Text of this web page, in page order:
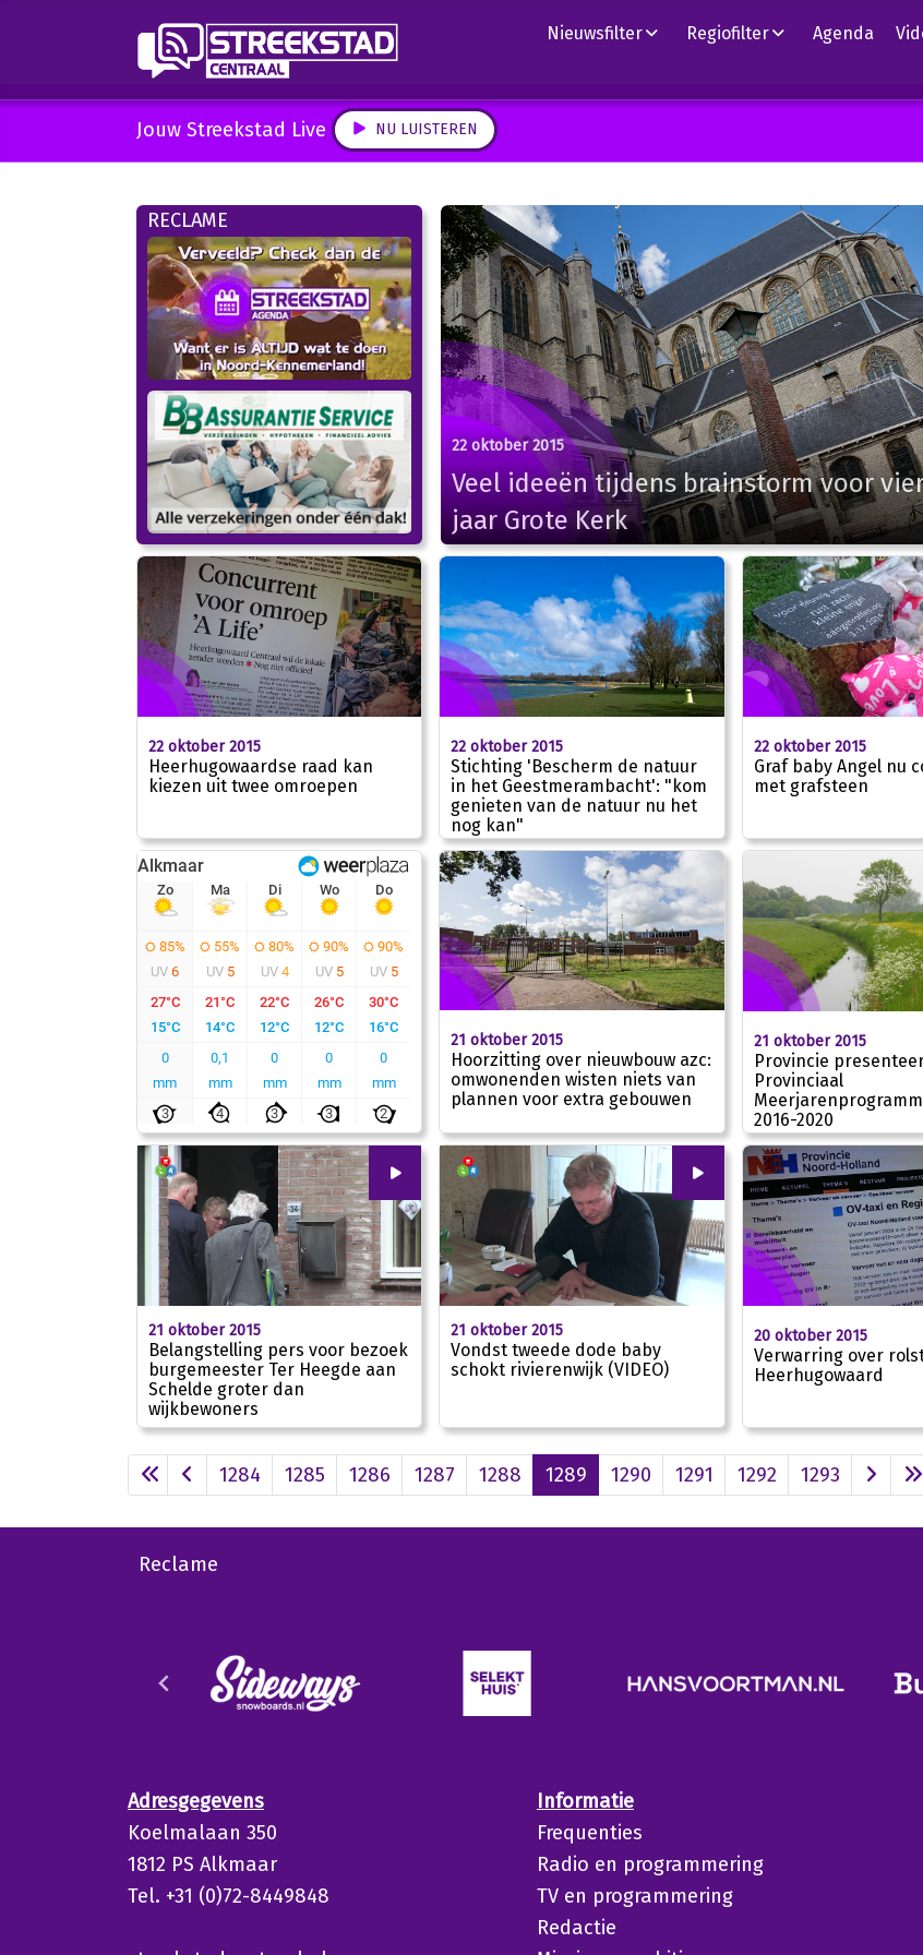
Nieuwsfilter Regiofilter Agenda
Jouw Streekstad Live NU LUISTEREN
RECLAME
22 oktober 2015
Veel ideeën tijdens brainstorm voor
jaar Grote Kerk
22 oktober 2015
Heerhugowaardse raad kan
kiezen uit twee omroepen
22 oktober 2015
Stichting 'Bescherm de natuur
in het Geestmerambacht': "kom
genieten van de natuur nu het
nog kan"
22 oktober 2015
Graf baby Angel nu
met grafsteen
21 oktober 2015
Hoorzitting over nieuwbouw azc:
omwonenden wisten niets van
plannen voor extra gebouwen
21 oktober 2015
Provincie
Provinciaal
2016-2020
21 oktober 2015
Belangstelling pers voor bezoek
burgemeester Ter Heegde aan
Schelde groter dan
wijkbewoners
00:00
21 oktober 2015
Vondst tweede dode baby
schokt rivierenwijk (VIDEO)
20 oktober 2015
Verwarring over
Heerhugowaard
1284 1285 1286 1287 1288 1289 1290 1291 1292 1293
Reclame
Adresgegevens
Koelmalaan 350
1812 PS Alkmaar
Tel. +31 (0)72-8449848
Informatie
Frequenties
Radio en programmering
TV en programmering
Redactie